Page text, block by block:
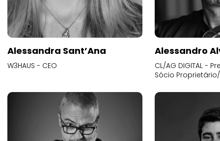
Alessandra Sant’Ana
W3HAUS - CEO
Alessandro
CL/AG DIGITAL -
Sócio